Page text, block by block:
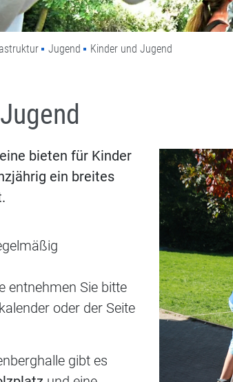
Jugend Kinder und Jugend
bieten für Kinder
ein breites
entnehmen Sie bitte
oder der Seite
gibt es